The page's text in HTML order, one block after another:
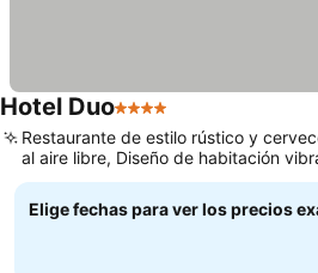
Hotel Duo4 Estrellas
Restaurante de estilo rústico y
al aire libre, Diseño de habitación
y moderno
Elige fechas para ver los precios